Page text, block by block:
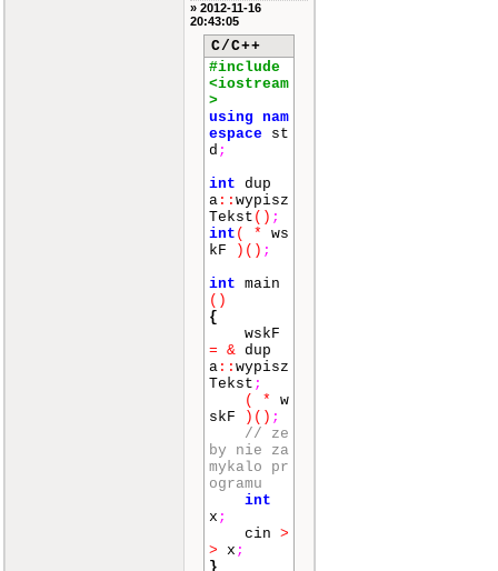
» 2012-11-16
20:43:05
C/C++
#include
<iostream
>
using nam
espace st
d ;
int dup
a :: wypisz
Tekst () ;
int ( *
ws
kF
) () ;
int main
()
{
wskF
= & dup
a :: wypisz
Tekst ;
(
*
w
skF
) () ;
// ze
by nie za
mykalo pr
ogramu
int
x ;
cin >
> x ;
}